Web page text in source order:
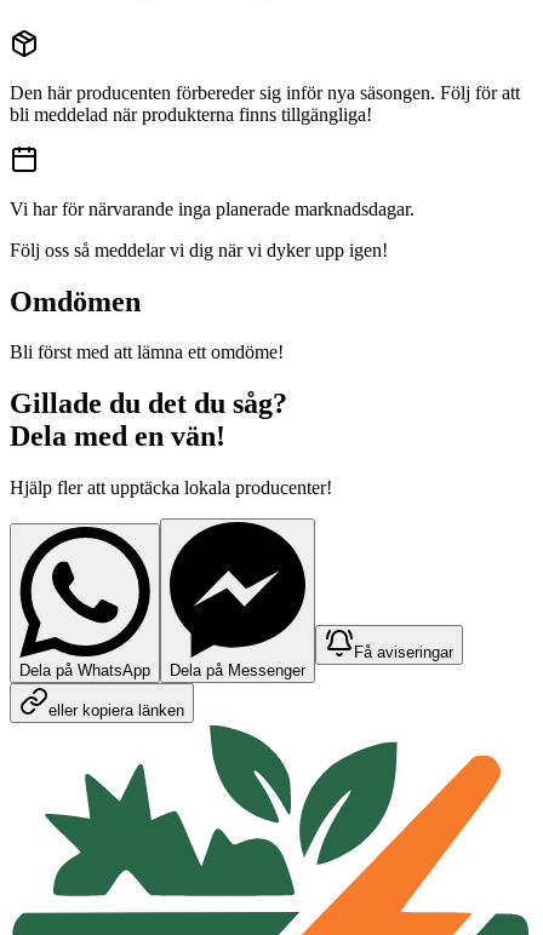
Den här producenten förbereder sig inför nya säsongen. Följ för att
bli meddelad när produkterna finns tillgängliga!
Vi har för närvarande inga planerade marknadsdagar.
Följ oss så meddelar vi dig när vi dyker upp igen!
Omdömen
Bli först med att lämna ett omdöme!
Gillade du det du såg?
Dela med en vän!
Hjälp fler att upptäcka lokala producenter!
Dela på WhatsApp Dela på Messenger
Få aviseringar
eller kopiera länken